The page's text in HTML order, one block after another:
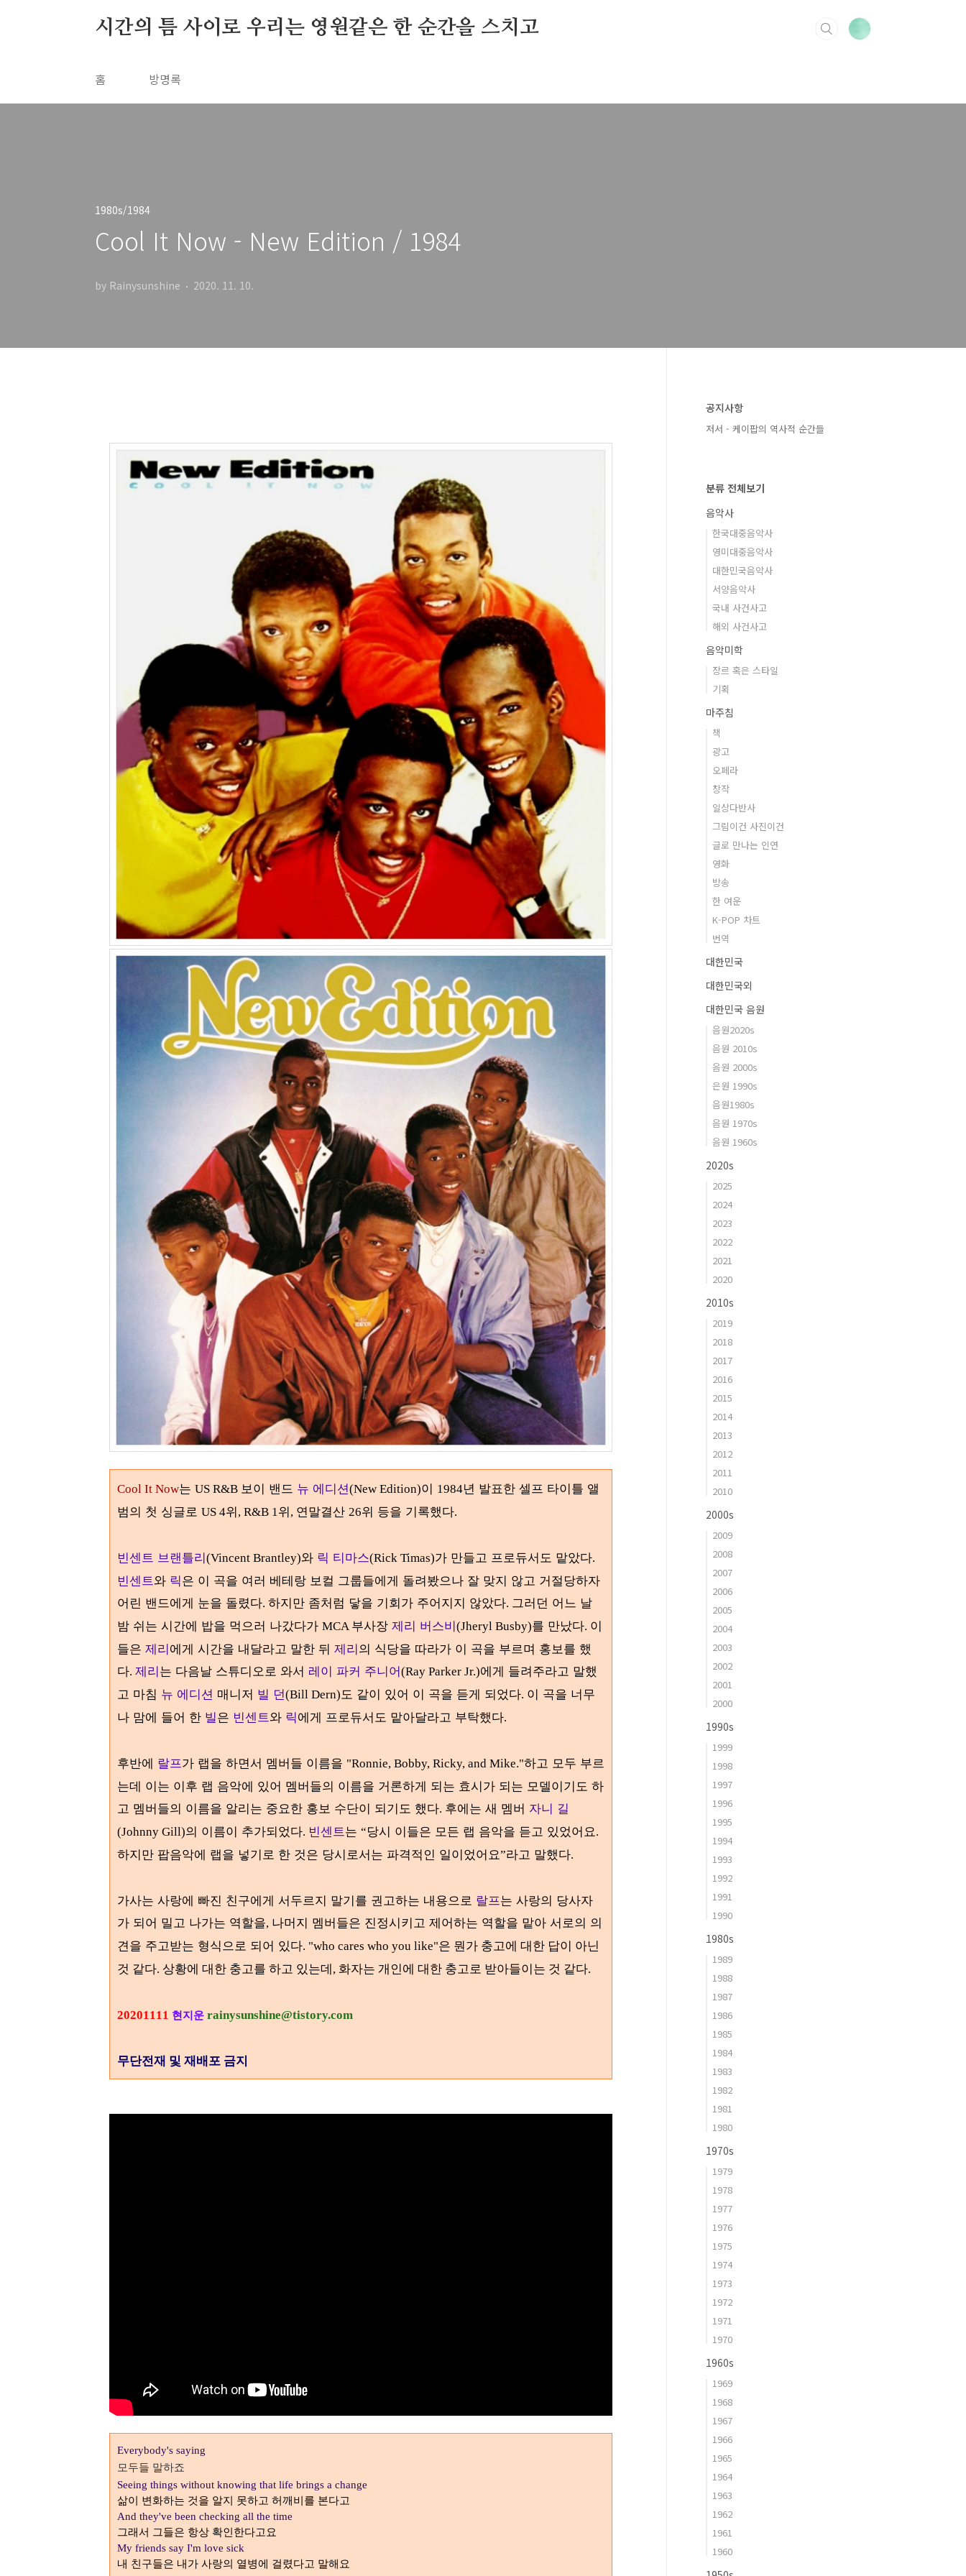
시간의 틈 사이로 우리는 영원같은 한 순간을 스치고
홈 방명록
1980s/1984
Cool It Now - New Edition / 1984
by Rainysunshine 2020. 11. 10.
Cool It Now는 US R&B 보이 밴드 뉴 에디션(New Edition)이 1984년 발표한 셀프 타이틀 앨
범의 첫 싱글로 US 4위, R&B 1위, 연말결산 26위 등을 기록했다.
빈센트 브랜틀리(Vincent Brantley)와 릭 티마스(Rick Timas)가 만들고 프로듀서도 맡았다.
빈센트와 릭은 이 곡을 여러 베테랑 보컬 그룹들에게 돌려봤으나 잘 맞지 않고 거절당하자
어린 밴드에게 눈을 돌렸다. 하지만 좀처럼 닿을 기회가 주어지지 않았다. 그러던 어느 날
밤 쉬는 시간에 밥을 먹으러 나갔다가 MCA 부사장 제리 버스비(Jheryl Busby)를 만났다. 이
들은 제리에게 시간을 내달라고 말한 뒤 제리의 식당을 따라가 이 곡을 부르며 홍보를 했
다. 제리는 다음날 스튜디오로 와서 레이 파커 주니어(Ray Parker Jr.)에게 들려주라고 말했
고 마침 뉴 에디션 매니저 빌 던(Bill Dern) 도 같이 있어 이 곡을 듣게 되었다. 이 곡을 너무
나 맘에 들어 한 빌은 빈센 트와 릭에게 프로듀서도 맡아달라고 부탁했다.
후반에 랄프가 랩을 하면서 멤버들 이름을 "Ronnie, Bobby, Ricky, and Mike."하고 모두 부르
는데 이는 이후 랩 음악에 있어 멤버들의 이름을 거론하게 되는 효시가 되는 모델이기도 하
고 멤버들의 이름을 알리는 중요한 홍보 수단이 되기도 했다. 후에는 새 멤버 자니 길
(Johnny Gill)의 이름이 추가되었다. 빈센트는 “당시 이들은 모든 랩 음악을 듣고 있었어요.
하지만 팝음악에 랩을 넣기로 한 것은 당시로서는 파격적인 일이었어요”라고 말했다.
가사는 사랑에 빠진 친구에게 서두르지 말기를 권고하는 내용으로 랄프는 사랑의 당사자
가 되어 밀고 나가는 역할을, 나머지 멤버들은 진정시키고 제어하는 역할을 맡아 서로의 의
견을 주고받는 형식으로 되어 있다. "who cares who you like"은 뭔가 충고에 대한 답이 아닌
것 같다. 상황에 대한 충고를 하고 있는데, 화자는 개인에 대한 충고로 받아들이는 것 같다.
20201111 현지운 rainysunshine@tistory.com
무단전재 및 재배포 금지
Everybody's saying
모두들 말하죠
Seeing things without knowing that life brings a change
삶이 변화하는 것을 알지 못하고 허깨비를 본다고
And they've been checking all the time
그래서 그들은 항상 확인한다고요
My friends say I'm love sick
내 친구들은 내가 사랑의 열병에 걸렸다고 말해요
공지사항
저서 - 케이팝의 역사적 순간들
분류 전체보기
음악사
한국대중음악사
영미대중음악사
대한민국음악사
서양음악사
국내 사건사고
해외 사건사고
음악미학
장르 혹은 스타일
기획
마주침
책
광고
오페라
창작
일상다반사
그림이건 사진이건
글로 만나는 인연
영화
방송
한 여운
K-POP 차트
번역
대한민국
대한민국외
대한민국 음원
음원2020s
음원 2010s
음원 2000s
은원 1990s
음원1980s
음원 1970s
음원 1960s
2020s
2025
2024
2023
2022
2021
2020
2010s
2019
2018
2017
2016
2015
2014
2013
2012
2011
2010
2000s
2009
2008
2007
2006
2005
2004
2003
2002
2001
2000
1990s
1999
1998
1997
1996
1995
1994
1993
1992
1991
1990
1980s
1989
1988
1987
1986
1985
1984
1983
1982
1981
1980
1970s
1979
1978
1977
1976
1975
1974
1973
1972
1971
1970
1960s
1969
1968
1967
1966
1965
1964
1963
1962
1961
1960